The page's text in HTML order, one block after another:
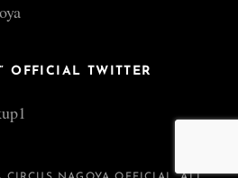
OFFICIAL TWITTER